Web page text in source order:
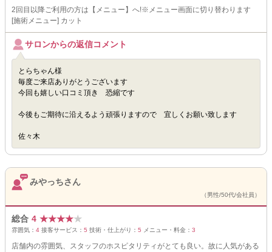
2回目以降ご利用の方は【メニュー】へ!※メニュー画面に切り替わります
[施術メニュー] カット
サロンからの返信コメント
とらちゃん様
毎度ご来店ありがとうございます
今回も嬉しい口コミ頂き 恐縮です
今後もご期待に沿えるよう頑張りますので 宜しくお願い致します
佐々木
みやっちさん
（男性/50代/会社員）
総合 4 ★★★★★
雰囲気： 4 接客サービス： 5 技術・仕上がり： 5 メニュー・料金： 3
店舗内の雰囲気、スタッフのホスピタリティがとても良い。故に人気がある